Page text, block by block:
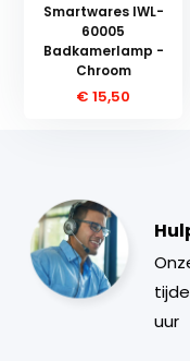
Smartwares IWL-
60005
Badkamerlamp -
Chroom
€ 15,50
uur